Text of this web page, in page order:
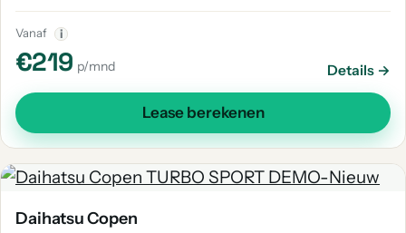
Vanaf i
€219 p/mnd Details →
Lease berekenen
Daihatsu Copen